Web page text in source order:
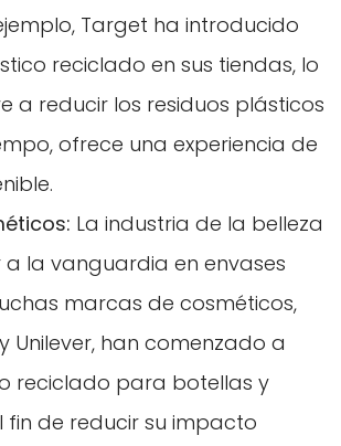
Target ha introducido
reciclado en sus tiendas, lo
a reducir los residuos plásticos
ofrece una experiencia de
La industria de la belleza
la vanguardia en envases
marcas de cosméticos,
Unilever, han comenzado a
reciclado para botellas y
fin de reducir su impacto
tu edad
18 años o más?